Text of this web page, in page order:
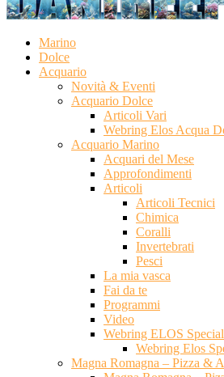
Marino
Dolce
Acquario
Novità & Eventi
Acquario Dolce
Articoli Vari
Webring Elos Acqua
Acquario Marino
Acquari del Mese
Approfondimenti
Articoli
Articoli Tecnici
Chimica
Coralli
Invertebrati
Pesci
La mia vasca
Fai da te
Programmi
Video
Webring ELOS
Webring Elos
Magna Romagna – Pizza &